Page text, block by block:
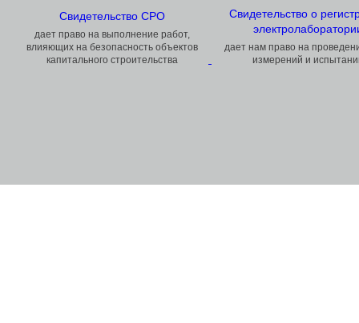
Свидетельство СРО
дает право на выполнение работ,
влияющих на безопасность объектов
капитального строительства
Свидетельство о
дает нам право на
измерений и